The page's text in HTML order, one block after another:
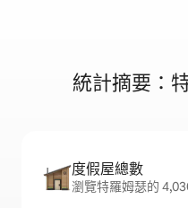
統計摘要：
度假屋總數
瀏覽特羅姆瑟的